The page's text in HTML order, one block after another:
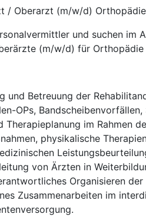
/ Oberarzt (m/w/d)
und suchen im
(m/w/d) für Orthopädie
und Betreuung der
OPs,
Therapieplanung im Rahmen
physikalische
von Ärzten in
Organisieren
Zusammenarbeiten im